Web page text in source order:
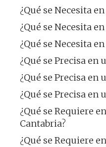
¿Qué se Necesita
¿Qué se Necesita
¿Qué se Necesita
¿Qué se Precisa en
¿Qué se Precisa en
¿Qué se Precisa en
¿Qué se Requiere
Cantabria?
¿Qué se Requiere